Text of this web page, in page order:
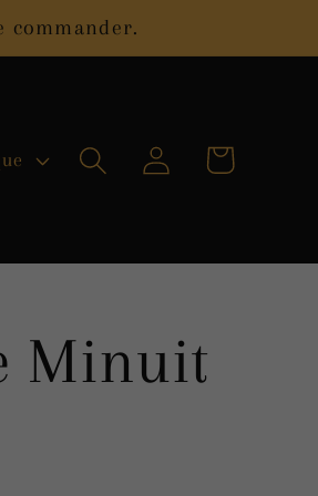
commander.
Connexion Panier
Minuit